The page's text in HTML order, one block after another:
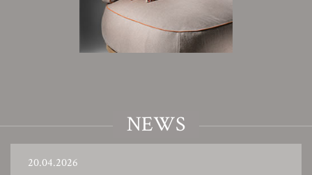
NEWS
20.04.2026